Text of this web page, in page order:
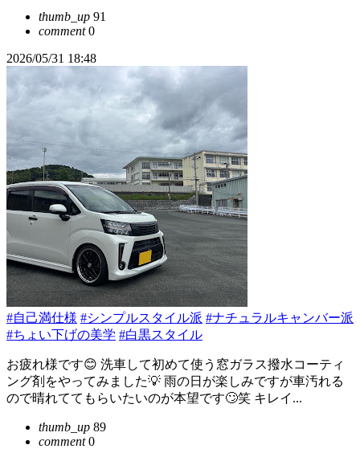
thumb_up 91
comment0
2026/05/31 18:48
#自己満仕様 #シンプルスタイル派 #ナチュラルキャンバー派
#ちょい下げの美学 #白黒スタイル
お疲れ様です😊 洗車して初めて使う窓ガラス撥水コーティ
ング剤をやってみました💡 雨の日が楽しみですが車汚れる
ので晴れててもらいたいのが本望です🙄笑 キレイ...
thumb_up 89
comment0